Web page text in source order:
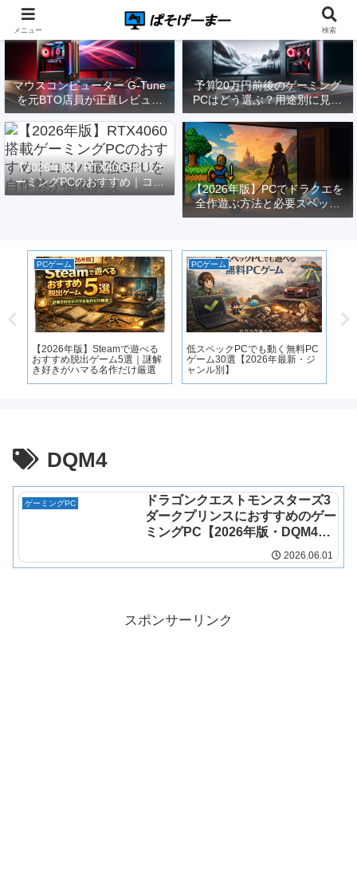
マウスコンピューター G-Tune
を元BTO店員が正直レビュー
｜実際どうなの？
予算20万円前後のゲーミング
PCはどう選ぶ？用途別に見る
構成と注意点【2026年版】
【2026年版】RTX4060搭載ゲ
ーミングPCのおすすめ｜コス
パ最強GPUを自作勢が徹底解
【2026年版】PCでドラクエを
全作遊ぶ方法と必要スペック
｜FF14勢がまとめてみた
PCゲーム
【2026年版】Steamで遊べる
おすすめ脱出ゲーム5選｜謎解
き好きがハマる名作だけ厳選
PCゲーム
低スペックPCでも動く無料PC
ゲーム30選【2026年最新・ジ
ャンル別】
DQM4
ゲーミングPC
ドラゴンクエストモンスターズ3
ダークプリンスにおすすめのゲー
ミングPC【2026年版・DQM4も
2026.06.01
スポンサーリンク
メニュー 検索